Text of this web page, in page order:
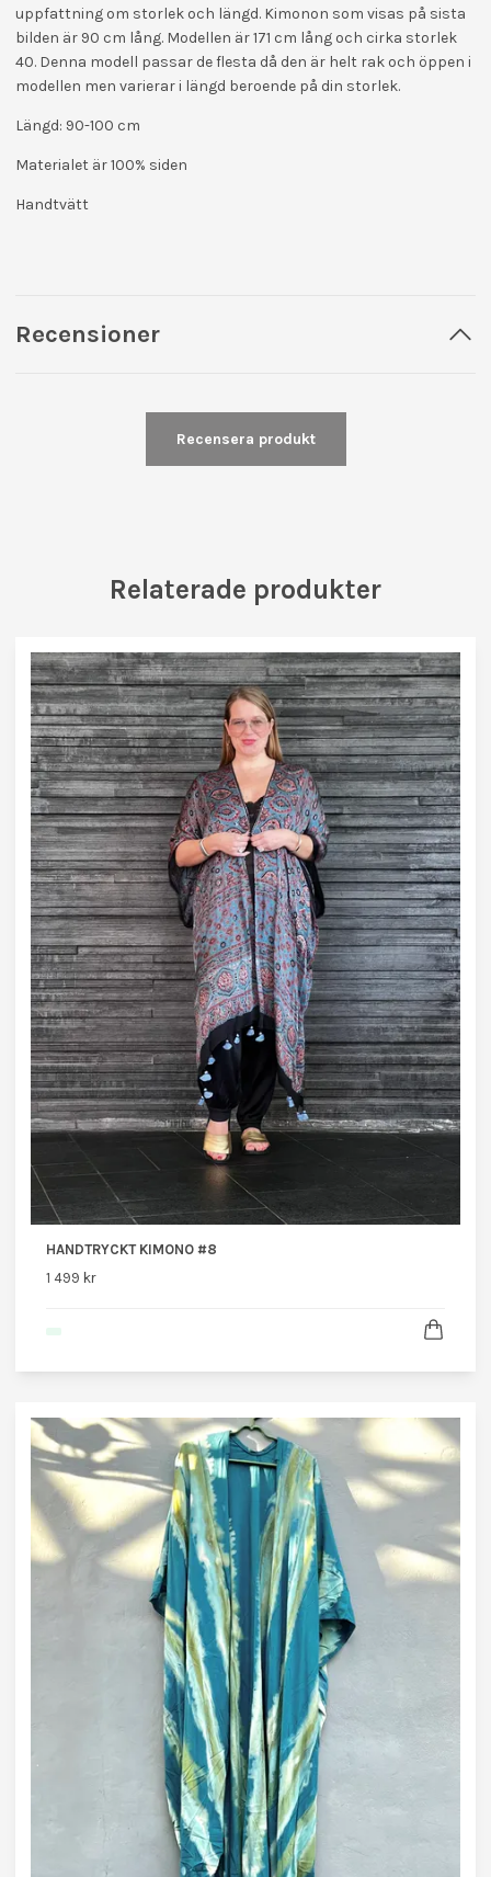
uppfattning om storlek och längd. Kimonon som visas på sista
bilden är 90 cm lång. Modellen är 171 cm lång och cirka storlek
40. Denna modell passar de flesta då den är helt rak och öppen i
modellen men varierar i längd beroende på din storlek.
Längd: 90-100 cm
Materialet är 100% siden
Handtvätt
Recensioner
Recensera produkt
Relaterade produkter
HANDTRYCKT KIMONO #8
1 499 kr